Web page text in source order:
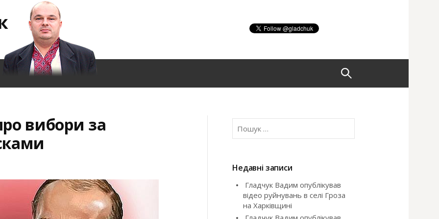
П
к
:
вибори за
П
кНедавні записи
Гладчук Вадим опублікував
відео руйнувань в селі Гроза
на Харківщині